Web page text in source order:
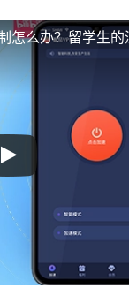
怎么办？留学生